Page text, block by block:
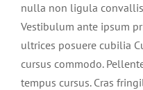
nulla non ligula
Vestibulum ante ipsum
ultrices posuere cubilia
cursus commodo.
tempus cursus. Cras